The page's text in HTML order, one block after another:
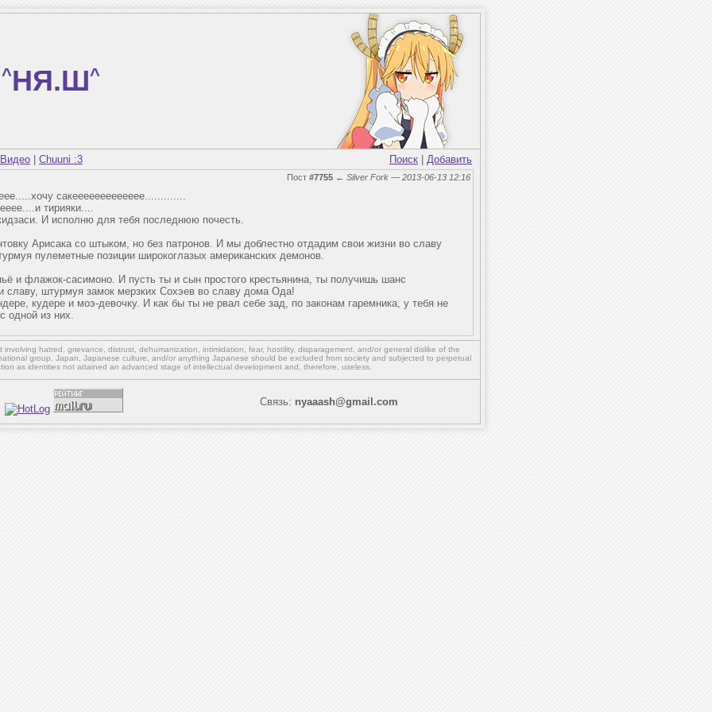
^НЯ.Ш^
Видео Chuuni :3 Поиск Добавить
Пост #7755 ← Silver Fork — 2013-06-13 12:16
сакеееееееееееее.............
тирияки....
И исполню для тебя последнюю почесть.
Арисака со штыком, но без патронов. И мы доблестно отдадим свои жизни во славу
пулеметные позиции широкоглазых американских демонов.
и флажок-сасимоно. И пусть ты и сын простого крестьянина, ты получишь шанс
славу, штурмуя замок мерзких Сохэев во славу дома Ода!
кудере и моэ-девочку. И как бы ты не рвал себе зад, по законам гаремника, у тебя не
одной из них.
involving hatred, grievance, distrust, dehumanization, intimidation, fear, hostility, disparagement, and/or general dislike of the
group, Japan, Japanese culture, and/oranything Japanese should be excluded from society and subjected to perpetual
as identities not attained an advanced stage of intellectual development and, therefore, useless.
Связь: nyaaash@gmail.com